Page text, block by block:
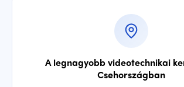
A legnagyobb videotechnikai
Csehországban